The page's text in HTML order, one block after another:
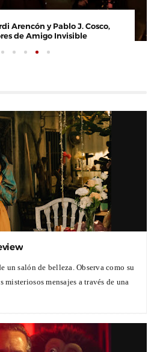
director y guionista de
Esta Noche, Mi Amor
un salón de belleza. Observa como su
misteriosos mensajes a través de una